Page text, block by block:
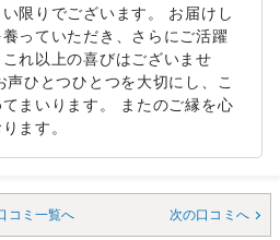
限りでございます。 お届けし
っていただき、さらにご活躍
れ以上の喜びはございませ
声ひとつひとつを大切にし、こ
まいります。 またのご縁を心
ます。
コミ一覧へ 次の口コミへ